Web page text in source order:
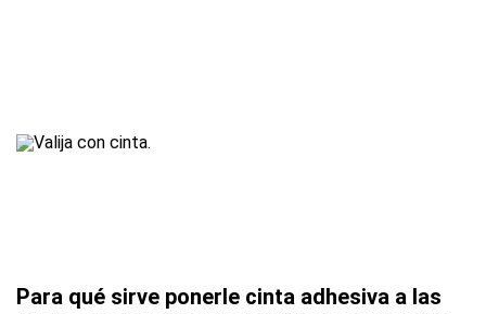
Para qué sirve ponerle cinta adhesiva a las